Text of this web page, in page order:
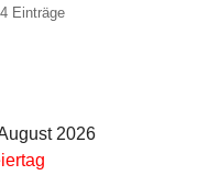
Einträge
2026